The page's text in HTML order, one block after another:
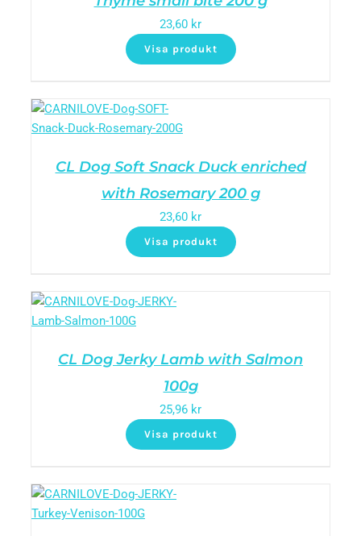
23,60 kr
Visa produkt
CL Dog Soft Snack Duck enriched
with Rosemary 200 g
23,60 kr
Visa produkt
CL Dog Jerky Lamb with Salmon
100g
25,96 kr
Visa produkt